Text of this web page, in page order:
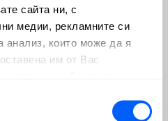
сайта ни, с
медии, рекламните си
анализ, които може да я
им от Вас
(74)